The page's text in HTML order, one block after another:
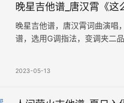
晚星吉他谱_唐汉霄《
晚星吉他谱，唐汉霄词曲演唱
谱，选用G调指法，变调夹二
2023-05-13